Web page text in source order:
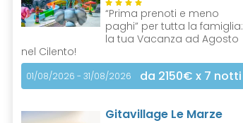
“Prima prenoti e meno
paghi” per tutta la famiglia:
la tua Vacanza ad Agosto
nel Cilento!
01/08/2026 - 31/08/2026 da 2150€ x 7 notti
Gitavillage Le Marze